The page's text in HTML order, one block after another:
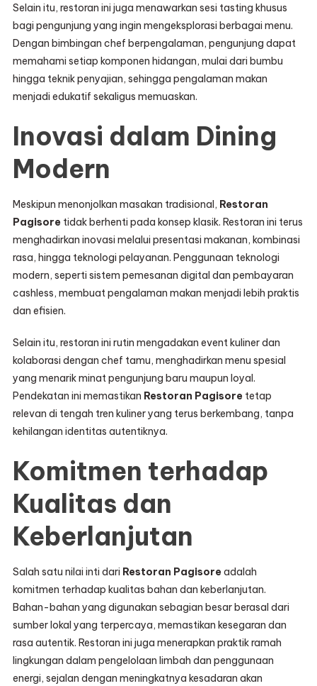
Selain itu, restoran ini juga menawarkan sesi tasting khusus
bagi pengunjung yang ingin mengeksplorasi berbagai menu.
Dengan bimbingan chef berpengalaman, pengunjung dapat
memahami setiap komponen hidangan, mulai dari bumbu
hingga teknik penyajian, sehingga pengalaman makan
menjadi edukatif sekaligus memuaskan.
Inovasi dalam Dining
Modern
Meskipun menonjolkan masakan tradisional, Restoran
Pagisoretidak berhenti pada konsep klasik. Restoran ini terus
menghadirkan inovasi melalui presentasi makanan, kombinasi
rasa, hingga teknologi pelayanan. Penggunaan teknologi
modern, seperti sistem pemesanan digital dan pembayaran
cashless, membuat pengalaman makan menjadi lebih praktis
dan efisien.
Selain itu, restoran ini rutin mengadakan event kuliner dan
kolaborasi dengan chef tamu, menghadirkan menu spesial
yang menarik minat pengunjung baru maupun loyal.
Pendekatan ini memastikan Restoran Pagisoretetap
relevan di tengah tren kuliner yang terus berkembang, tanpa
kehilangan identitas autentiknya.
Komitmen terhadap
Kualitas dan
Keberlanjutan
Salah satu nilai inti dari Restoran Pagisoreadalah
komitmen terhadap kualitas bahan dan keberlanjutan.
Bahan-bahan yang digunakan sebagian besar berasal dari
sumber lokal yang terpercaya, memastikan kesegaran dan
rasa autentik. Restoran ini juga menerapkan praktik ramah
lingkungan dalam pengelolaan limbah dan penggunaan
energi, sejalan dengan meningkatnya kesadaran akan